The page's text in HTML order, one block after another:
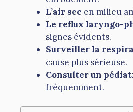
L’air sec en milieu
Le reflux laryngo-
signes évidents.
Surveiller la
cause plus sérieuse.
Consulter un
fréquemment.